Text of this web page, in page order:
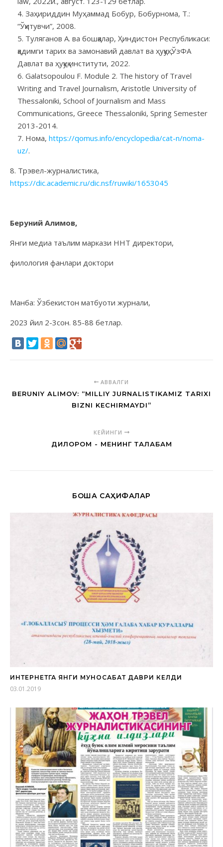
Заҳириддин Муҳаммад Бобур, Бобурнома, Т.:
“Ўқитувчи”, 2008.
Туляганов А. ва бошқалар, Ҳиндистон Республикаси:
қадимги тарих ва замонавий давлат ва ҳуқуқ. ЎзФА
Давлат ва ҳуқуқ институти, 2022.
Galatsopoulou F. Module 2. The history of Travel
Writing and Travel Journalism, Aristotle University of
Thessaloniki, School of Journalism and Mass
Communications, Greece Thessaloniki, Spring Semester
2013-2014.
Нома, https://qomus.info/encyclopedia/cat-n/noma-
uz/.
8. Трэвел-журналистика,
https://dic.academic.ru/dic.nsf/ruwiki/1653045
Беруний Алимов,
Янги медиа таълим маркази ННТ директори,
филология фанлари доктори
Манба: Ўзбекистон матбуоти журнали,
2023 йил 2-3сон. 85-88 бетлар.
АВВАЛГИ
BERUNIY ALIMOV: “MILLIY JURNALISTIKAMIZ TARIXI
BIZNI KECHIRMAYDI”
КЕЙИНГИ
ДИЛОРОМ - МЕНИНГ ТАЛАБАМ
БОШҚА САҲИФАЛАР
ИНТЕРНЕТГА ЯНГИ МУНОСАБАТ ДАВРИ КЕЛДИ
03.01.2019